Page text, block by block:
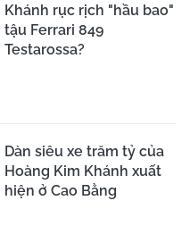
Khánh rục rịch "hầu bao"
tậu Ferrari 849
Testarossa?
Dàn siêu xe trăm tỷ của
Hoàng Kim Khánh xuất
hiện ở Cao Bằng